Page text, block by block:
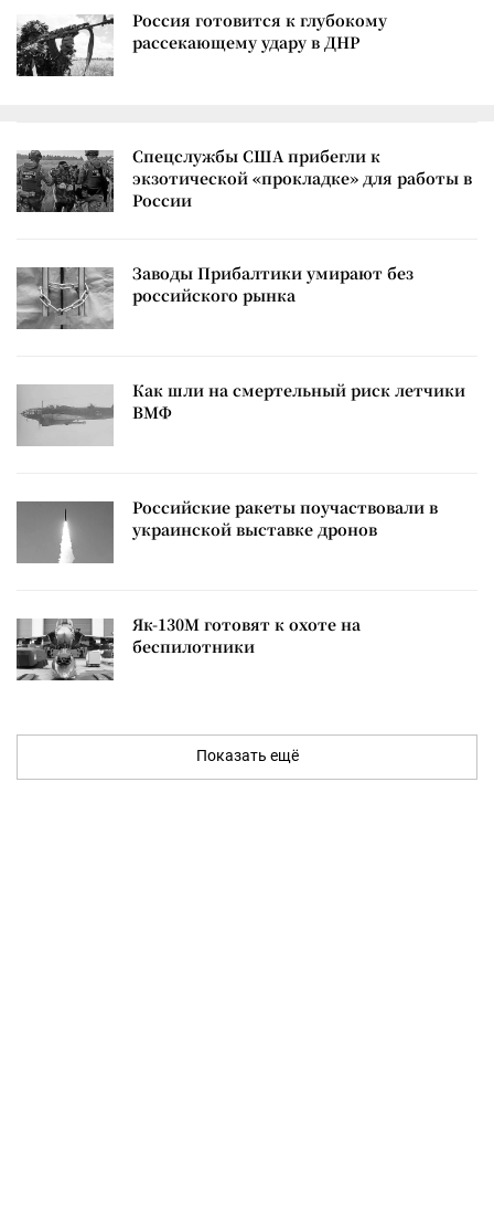
Россия готовится к глубокому
рассекающему удару в ДНР
Спецслужбы США прибегли к
экзотической «прокладке» для работы в
России
Заводы Прибалтики умирают без
российского рынка
Как шли на смертельный риск летчики
ВМФ
Российские ракеты поучаствовали в
украинской выставке дронов
Як-130М готовят к охоте на
беспилотники
Показать ещё